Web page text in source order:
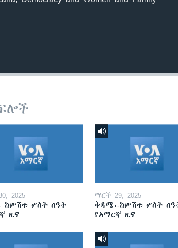
2025
ከምሽቱ ሦስት ሰዓት
ዜና
ማርች 29, 2025
ቅዳሜ፡-ከምሽቱ ሦስት
የአማርኛ ዜና